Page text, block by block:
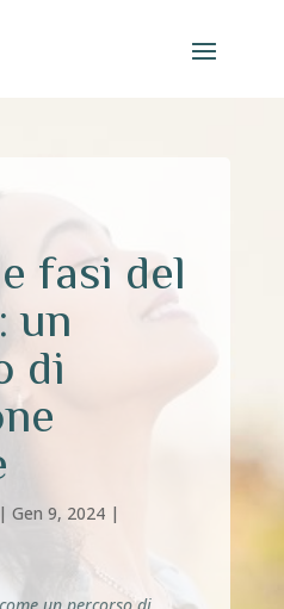
fasi del
un
di
| Gen 9, 2024|